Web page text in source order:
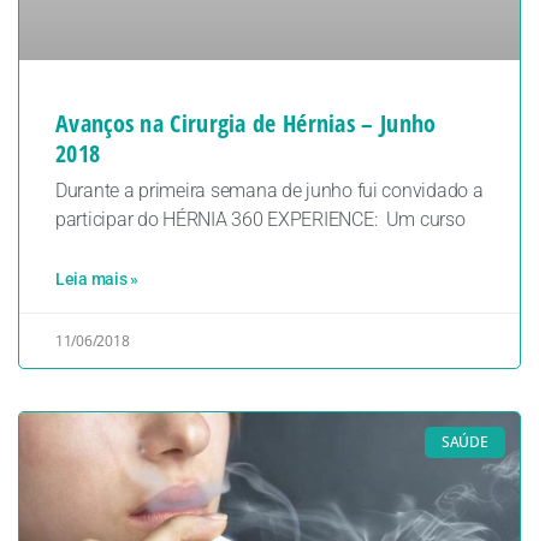
Avanços na Cirurgia de Hérnias – Junho
2018
Durante a primeira semana de junho fui convidado a
participar do HÉRNIA 360 EXPERIENCE: Um curso
Leia mais »
11/06/2018
SAÚDE